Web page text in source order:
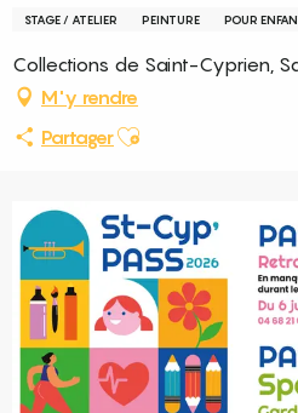
STAGE / ATELIER PEINTURE POUR
Collections de Saint-Cyprien,
M'y rendre
PartagerAjouter aux favoris